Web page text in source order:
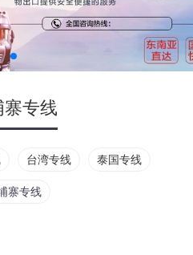
寨专线
台湾专线 泰国专线
寨专线